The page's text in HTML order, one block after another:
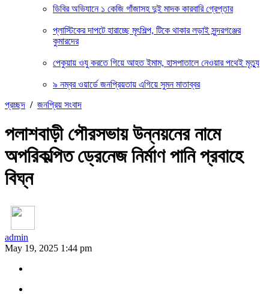
ডিবির অভিযানে ১ কেজি গাঁজাসহ দুই মাদক কারবারি গ্রেপ্তার
প্লাস্টিকের দাপটে হারাচ্ছে মৃৎশিল্প, টিকে থাকার লড়াই সুন্দরগঞ্জের
কুমারদের
পেকুয়ায় ওযু করতে গিয়ে আহত ইমাম, হাসপাতালে নেওয়ার পথেই মৃত্যু
৯ নম্বর ওয়ার্ডে জনপ্রিয়তায় এগিয়ে সুমন মাতাব্বর
প্রচ্ছদ / জনপ্রিয় সংবাদ
পলাশবাড়ী পৌরসভায় উন্নয়নের নামে
অপরিকল্পিত ড্রেনেজ নির্মাণ পানি প্রবাহে
বিঘ্ন
admin
May 19, 2025 1:44 pm